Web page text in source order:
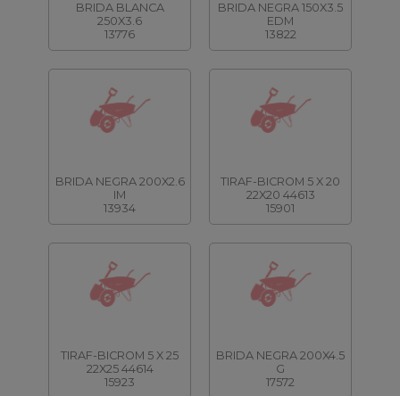
BRIDA BLANCA
250X3.6
13776
BRIDA NEGRA 150X3.5
EDM
13822
BRIDA NEGRA 200X2.6
IM
13934
TIRAF-BICROM 5 X 20
22X20 44613
15901
TIRAF-BICROM 5 X 25
22X25 44614
15923
BRIDA NEGRA 200X4.5
G
17572